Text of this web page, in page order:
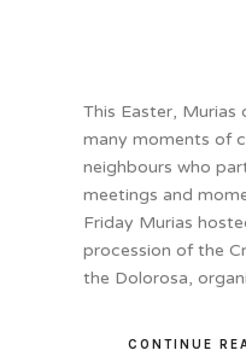
This Easter, Murias
many moments of
neighbours who
meetings and
Friday Murias
procession of the
the Dolorosa,
CONTINUE